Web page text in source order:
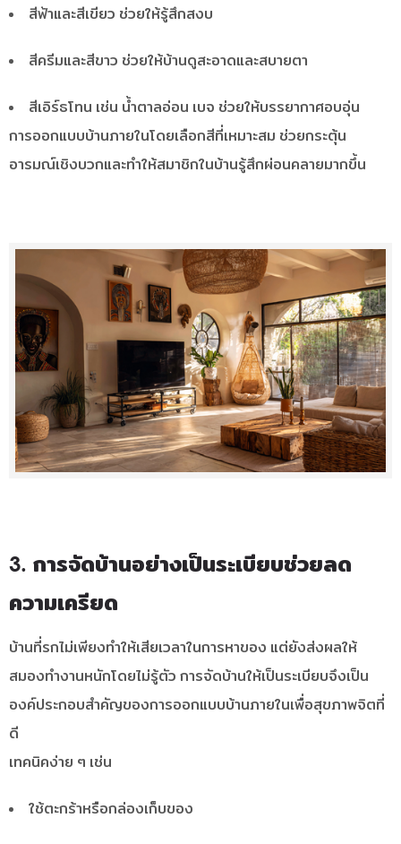
สีฟ้าและสีเขียว ช่วยให้รู้สึกสงบ
สีครีมและสีขาว ช่วยให้บ้านดูสะอาดและสบายตา
สีเอิร์ธโทน เช่น น้ำตาลอ่อน เบจ ช่วยให้บรรยากาศอบอุ่น
การออกแบบบ้านภายในโดยเลือกสีที่เหมาะสม ช่วยกระตุ้น
อารมณ์เชิงบวกและทำให้สมาชิกในบ้านรู้สึกผ่อนคลายมากขึ้น
3. การจัดบ้านอย่างเป็นระเบียบช่วยลด
ความเครียด
บ้านที่รกไม่เพียงทำให้เสียเวลาในการหาของ แต่ยังส่งผลให้
สมองทำงานหนักโดยไม่รู้ตัว การจัดบ้านให้เป็นระเบียบจึงเป็น
องค์ประกอบสำคัญของการออกแบบบ้านภายในเพื่อสุขภาพจิตที่
ดี
เทคนิคง่าย ๆ เช่น
ใช้ตะกร้าหรือกล่องเก็บของ